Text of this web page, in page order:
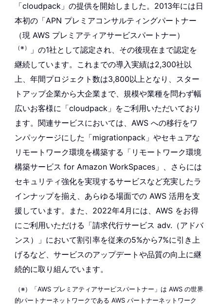
「cloudpack」の提供を開始しました。2013年には日
本初の「APN プレミアコンサルティングパートナー
（現 AWS プレミアティアサービスパートナー）
（※）
」の1社として認定され、その後現在まで認定を
継続しています。これまでの導入実績は2,300社以
上、年間プロジェクト数は3,800以上となり、スター
トアップ企業から大企業まで、規模や業種を問わず幅
広いお客様に「cloudpack」をご利用いただいており
ます。関連サービスにおいては、AWS への移行をワ
ンパッケージにした「migrationpack」やセキュアな
リモートワーク環境を構築する「リモートワーク環境
構築サービス for Amazon WorkSpaces」、さらには
セキュリティ強化を実現するサービスなど充実したラ
インナップを揃え、あらゆる場面での AWS 活用を支
援しています。また、2022年4月には、AWS をお得
にご利用いただける「請求代行サービス adv.（アドバ
ンス）」において割引率を従来の5%から7%に引き上
げるなど、サービスのアップデートや品質の向上に継
続的に取り組んでいます。
（※）「AWS プレミアティアサービスパートナー」は AWS の世界
的パートナーネットワークである AWS パートナーネットワーク